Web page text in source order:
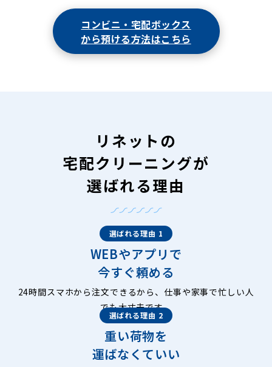
コンビニ・宅配ボックス
から預ける方法はこちら
リネットの
宅配クリーニングが
選ばれる理由
選ばれる理由 1
WEBやアプリで
今すぐ頼める
24時間スマホから注文できるから、仕事や家事で忙しい人
でも大丈夫です。
選ばれる理由 2
重い荷物を
運ばなくていい